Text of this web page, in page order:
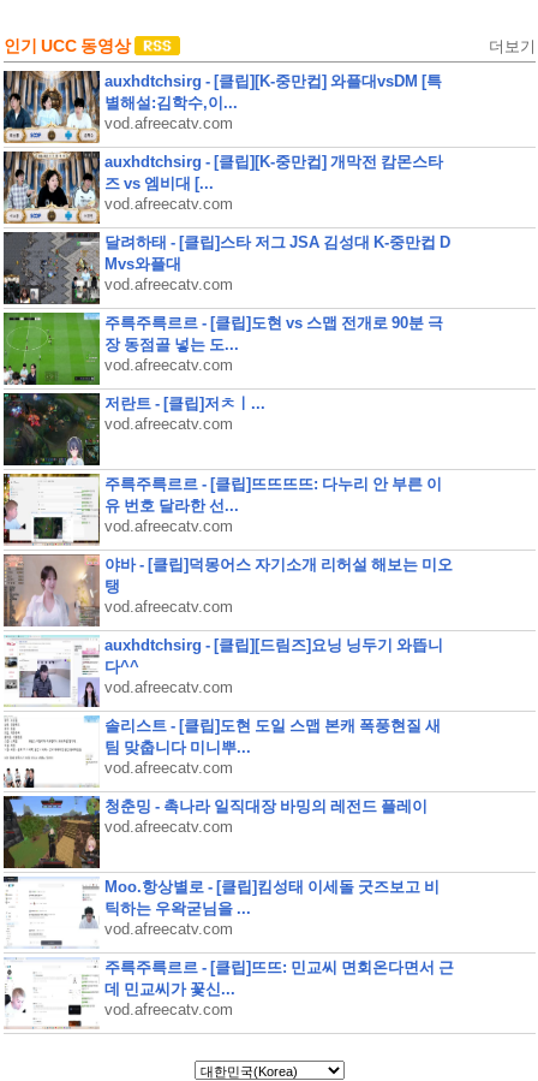
인기 UCC 동영상 더보기
auxhdtchsirg - [클립][K-중만컵] 와플대vsDM [특
별해설:김학수,이...
vod.afreecatv.com
auxhdtchsirg - [클립][K-중만컵] 개막전 캄몬스타
즈 vs 엠비대 [...
vod.afreecatv.com
달려하태 - [클립]스타 저그 JSA 김성대 K-중만컵 D
Mvs와플대
vod.afreecatv.com
주륵주륵르르 - [클립]도현 vs 스맵 전개로 90분 극
장 동점골 넣는 도...
vod.afreecatv.com
저란트 - [클립]저ㅊㅣ...
vod.afreecatv.com
주륵주륵르르 - [클립]뜨뜨뜨뜨: 다누리 안 부른 이
유 번호 달라한 선...
vod.afreecatv.com
야바 - [클립]덕몽어스 자기소개 리허설 해보는 미오
탱
vod.afreecatv.com
auxhdtchsirg - [클립][드림즈]요닝 닝두기 와뜹니
다^^
vod.afreecatv.com
솔리스트 - [클립]도현 도일 스맵 본캐 폭풍현질 새
팀 맞춥니다 미니뿌...
vod.afreecatv.com
청춘밍 - 촉나라 일직대장 바밍의 레전드 플레이
vod.afreecatv.com
Moo.항상별로 - [클립]킴성태 이세돌 굿즈보고 비
틱하는 우왁굳님을 ...
vod.afreecatv.com
주륵주륵르르 - [클립]뜨뜨: 민교씨 면회온다면서 근
데 민교씨가 꽃신...
vod.afreecatv.com